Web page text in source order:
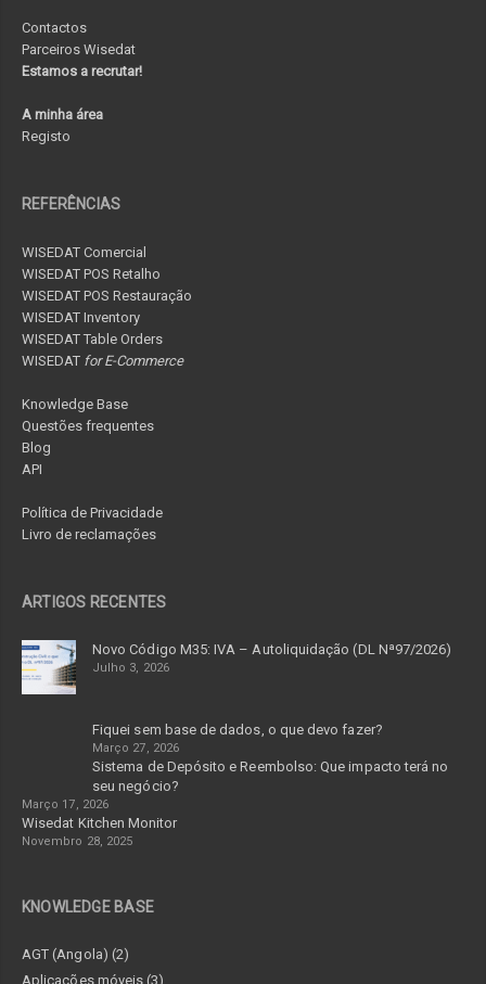
Contactos
Parceiros Wisedat
Estamos a recrutar!
A minha área
Registo
REFERÊNCIAS
WISEDAT Comercial
WISEDAT POS Retalho
WISEDAT POS Restauração
WISEDAT Inventory
WISEDAT Table Orders
WISEDAT for E-Commerce
Knowledge Base
Questões frequentes
Blog
API
Política de Privacidade
Livro de reclamações
ARTIGOS RECENTES
Novo Código M35: IVA – Autoliquidação (DL Nª97/2026)
Julho 3, 2026
Fiquei sem base de dados, o que devo fazer?
Março 27, 2026
Sistema de Depósito e Reembolso: Que impacto terá no
seu negócio?
Março 17, 2026
Wisedat Kitchen Monitor
Novembro 28, 2025
KNOWLEDGE BASE
AGT (Angola) (2)
Aplicações móveis (3)